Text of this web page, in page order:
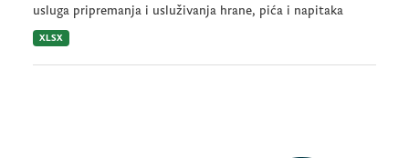
usluga pripremanja i usluživanja hrane, pića i napitaka
XLSX